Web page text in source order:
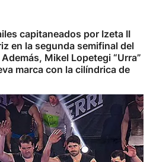
capitaneados por Izeta II
en la segunda semifinal del
Mikel Lopetegi “Urra”
marca con la cilíndrica de